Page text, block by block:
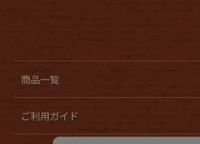
商品一覧
ご利用ガイド